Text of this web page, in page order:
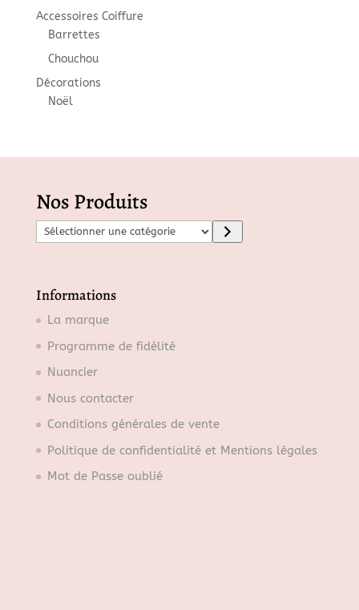
Accessoires Coiffure
Barrettes
Chouchou
Décorations
Noël
Nos Produits
e
i
o
e
r
Informations
La marque
Programme de fidélité
Nuancier
Nous contacter
Conditions générales de vente
Politique de confidentialité et Mentions légales
Mot de Passe oublié